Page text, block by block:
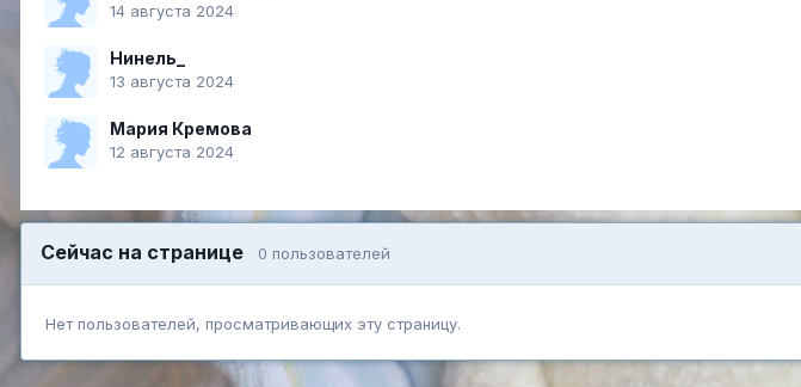
14 августа 2024
Нинель_
13 августа 2024
Мария Кремова
12 августа 2024
Сейчас на странице 0 пользователей
Нет пользователей, просматривающих эту страницу.